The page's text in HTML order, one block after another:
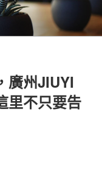
廣州JIUYI
里不只要告